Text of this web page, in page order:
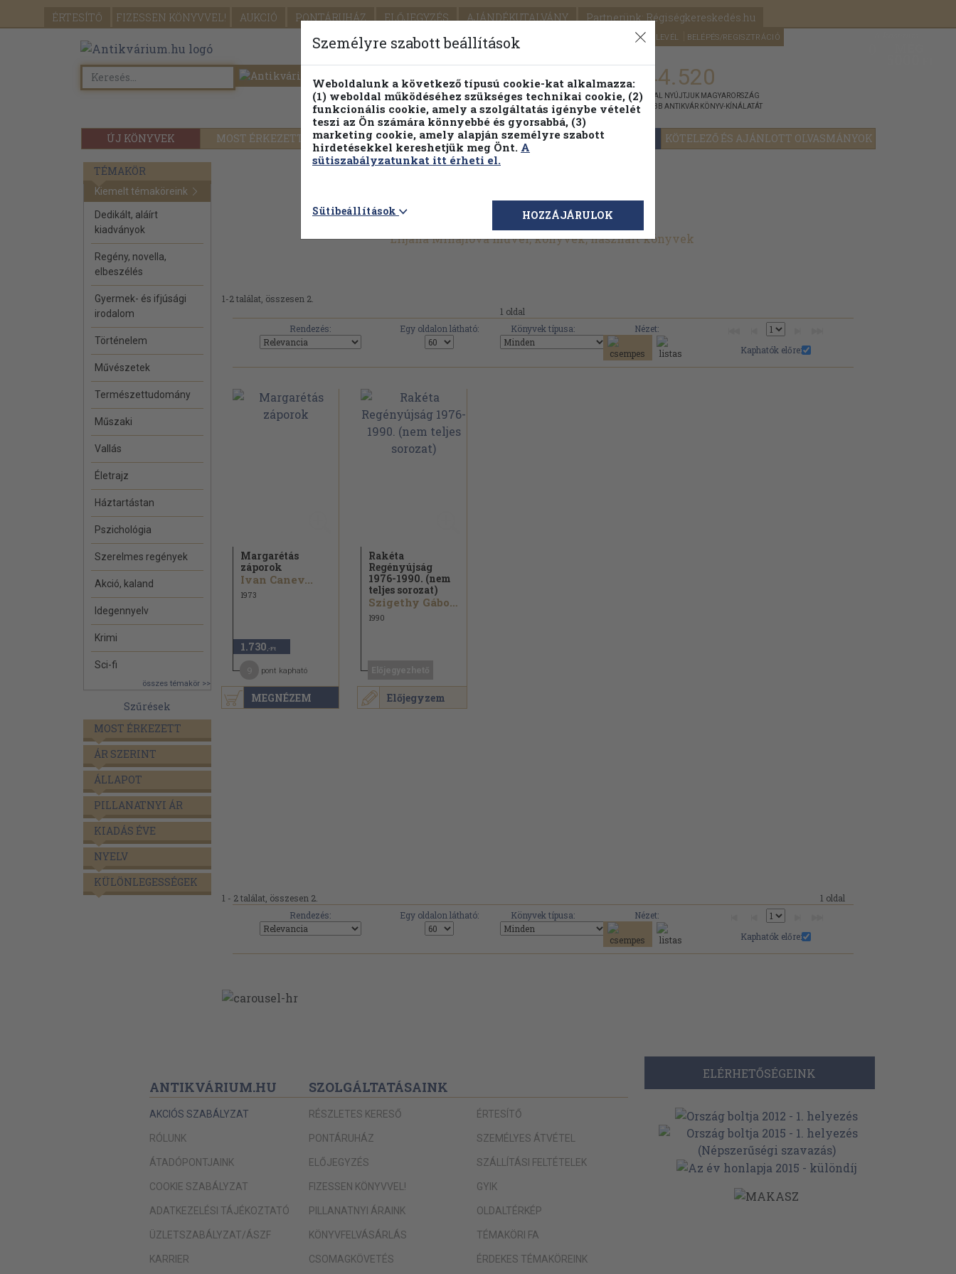
ÉRTESÍTŐ FIZESSEN KÖNYVVEL! AUKCIÓ PONTÁRUHÁZ ELŐJEGYZÉS AJÁNDÉKUTALVÁNY Partnerünk: Régiségkereskedés.hu
SEGÍTSÉG HÍRLEVÉL BELÉPÉS/REGISZTRÁCIÓ
ÚJ KÖNYVEK MOST ÉRKEZETT PILLANATNYI ÁRAINK FENNTARTHATÓ OLVASMÁNYOK KÖTELEZŐ ÉS AJÁNLOTT OLVASMÁNYOK
Részletes kereső Témaköri fa 1.144.520
KIADVÁNNYAL NYÚJTJUK MAGYARORSZÁG
LEGNAGYOBB ANTIKVÁR KÖNYV-KÍNÁLATÁT
TÉMAKÖR
Kiemelt témaköreink
Dedikált, aláírt
kiadványok
Regény, novella,
elbeszélés
Gyermek- és ifjúsági
irodalom
Történelem
Művészetek
Természettudomány
Műszaki
Vallás
Életrajz
Háztartástan
Pszichológia
Szerelmes regények
Akció, kaland
Idegennyelv
Krimi
Sci-fi
összes témakör >>
Szűrések
MOST ÉRKEZETT
ÁR SZERINT
ÁLLAPOT
PILLANATNYI ÁR
KIADÁS ÉVE
NYELV
KÜLÖNLEGESSÉGEK
Liljana Mihajlova művei, könyvek, használt könyvek
1-2 találat, összesen 2.
1 oldal
Rendezés:
Egy oldalon látható: Könyvek típusa:
Nézet:
Kaphatók előre:
MEGNÉZEM
Margarétás
záporok
Ivan Canev...
1973
1.730 ,-Ft
pont kapható
Előjegyzem
Rakéta
Regényújság
1976-1990. (nem
teljes sorozat)
Szigethy Gábor...
1990
1 - 2 találat, összesen 2.
1 oldal
Rendezés:
Egy oldalon látható: Könyvek típusa:
Nézet:
Kaphatók előre:
ANTIKVÁRIUM.HU
AKCIÓS SZABÁLYZAT
RÓLUNK
ÁTADÓPONTJAINK
COOKIE SZABÁLYZAT
ADATKEZELÉSI TÁJÉKOZTATÓ
ÜZLETSZABÁLYZAT/ÁSZF
KARRIER
SZOLGÁLTATÁSAINK
RÉSZLETES KERESŐ
PONTÁRUHÁZ
ELŐJEGYZÉS
FIZESSEN KÖNYVVEL!
PILLANATNYI ÁRAINK
KÖNYVFELVÁSÁRLÁS
CSOMAGKÖVETÉS
ÉRTESÍTŐ
SZEMÉLYES ÁTVÉTEL
SZÁLLÍTÁSI FELTÉTELEK
GYIK
OLDALTÉRKÉP
TÉMAKÖRI FA
ÉRDEKES TÉMAKÖREINK
ELÉRHETŐSÉGEINK
Személyre szabott beállítások
Weboldalunk a következő típusú cookie-kat alkalmazza:
(1) weboldal működéséhez szükséges technikai cookie, (2)
funkcionális cookie, amely a szolgáltatás igénybe vételét
teszi az Ön számára könnyebbé és gyorsabbá, (3)
marketing cookie, amely alapján személyre szabott
hirdetésekkel kereshetjük meg Önt. A
sütiszabályzatunkat itt érheti el.
Sütibeállítások HOZZÁJÁRULOK